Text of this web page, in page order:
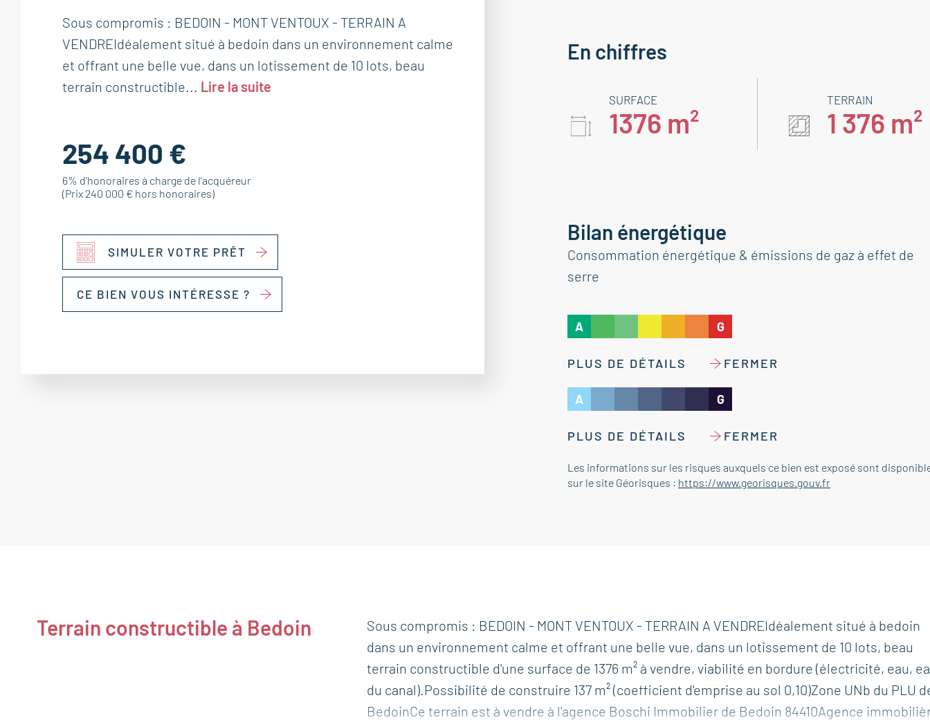
Sous compromis : BEDOIN - MONT VENTOUX - TERRAIN A
VENDREIdéalement situé à bedoin dans un environnement calme
et offrant une belle vue, dans un lotissement de 10 lots, beau
terrain constructible... Lire la suite
254 400 €
6% d'honoraires à charge de l'acquéreur
(Prix 240 000 € hors honoraires)
SIMULER VOTRE PRÊT
CE BIEN VOUS INTÉRESSE ?
En chiffres
SURFACE
1376 m²
TERRAIN
1 376 m²
Bilan énergétique
Consommation énergétique & émissions de gaz à effet de
serre
A G
PLUS DE DÉTAILS FERMER
A G
PLUS DE DÉTAILS FERMER
Les informations sur les risques auxquels ce bien est exposé sont
sur le site Géorisques : https://www.georisques.gouv.fr
Terrain constructible à Bedoin
Sous compromis : BEDOIN - MONT VENTOUX - TERRAIN A VENDREIdéalement situé à bedoin
dans un environnement calme et offrant une belle vue, dans un lotissement de 10 lots, beau
terrain constructible d'une surface de 1376 m² à vendre, viabilité en bordure (électricité, eau,
du canal).Possibilité de construire 137 m² (coefficient d'emprise au sol 0,10)Zone UNb du PLU
BedoinCe terrain est à vendre à l'agence Boschi Immobilier de Bedoin 84410Agence